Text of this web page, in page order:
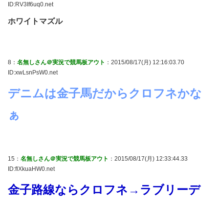
ID:RV3If6uq0.net
ホワイトマズル
8： 名無しさん＠実況で競馬板アウト ：2015/08/17(月) 12:16:03.70
ID:xwLsnPsW0.net
デニムは金子馬だからクロフネかな
ぁ
15： 名無しさん＠実況で競馬板アウト ：2015/08/17(月) 12:33:44.33
ID:flXkuaHW0.net
金子路線ならクロフネ→ラブリーデ